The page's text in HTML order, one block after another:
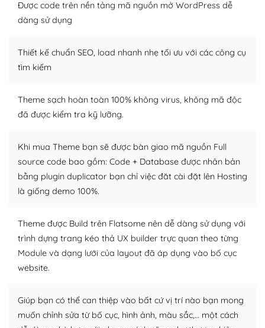
tìm kiếm chúng trên Internet hoặc nhờ chuyên gia.
Dễ dàng tùy chỉnh trên WordPress
– Sở hữu một cộng đồng lớn, sẵn sàng hỗ trợ
người cuồng tín WordPress.
kiếm những cộng đồng WordPress, họ sẽ giúp bạn trả
lời, giải đáp vấn đề của bạn.
Cộng đồng sử dụng WordPress sẵn sàng hỗ trợ bạn
Plugin mở rộng là thành phần cài đặt thêm vào
WordPress để tăng thêm các tính năng cần thiết. Có
nhiều plugin trả phí hoặc miễn phí.
plugin của WordPress rất phong phú. Bạn có thể thỏa
thích chọn lựa plugin và themes phù hợp cho mục đích
Được code trên nền tảng mã nguồn mở WordPress dễ
dàng sử dụng
Thiết kế chuẩn SEO, load nhanh nhẹ tối ưu với các công cụ
tìm kiếm
Theme sạch hoàn toàn 100% không virus, không mã độc
đã được kiểm tra kỹ lưỡng.
Khi mua Theme bạn sẽ được bàn giao mã nguồn Full
source code bao gồm: Code + Database được nhân bản
bằng plugin duplicator bạn chỉ việc đăt cài đặt lên Hosting
là giống demo 100%.
Theme được Build trên Flatsome nên dễ dàng sử dụng với
trình dựng trang kéo thả UX builder trực quan theo từng
Module và dạng lưới của layout đã áp dụng vào bố cục
website.
Giúp bạn có thể can thiệp vào bất cứ vị trí nào bạn mong
muốn chỉnh sửa từ bố cục, hình ảnh, màu sắc,… một cách